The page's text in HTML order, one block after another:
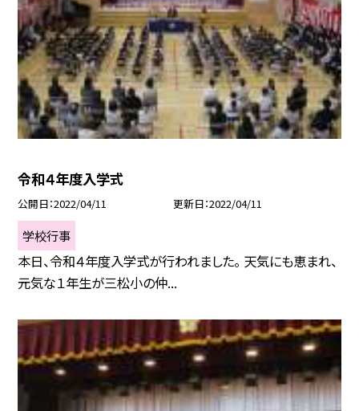
令和４年度入学式
公開日 2022/04/11 更新日 2022/04/11
学校行事
本日、令和４年度入学式が行われました。 天気にも恵まれ、
元気な１年生が三松小の仲...